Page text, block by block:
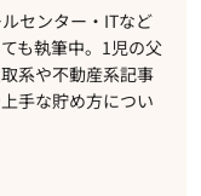
センター・ITなど
も執筆中。1児の父
系や不動産系記事
手な貯め方につい